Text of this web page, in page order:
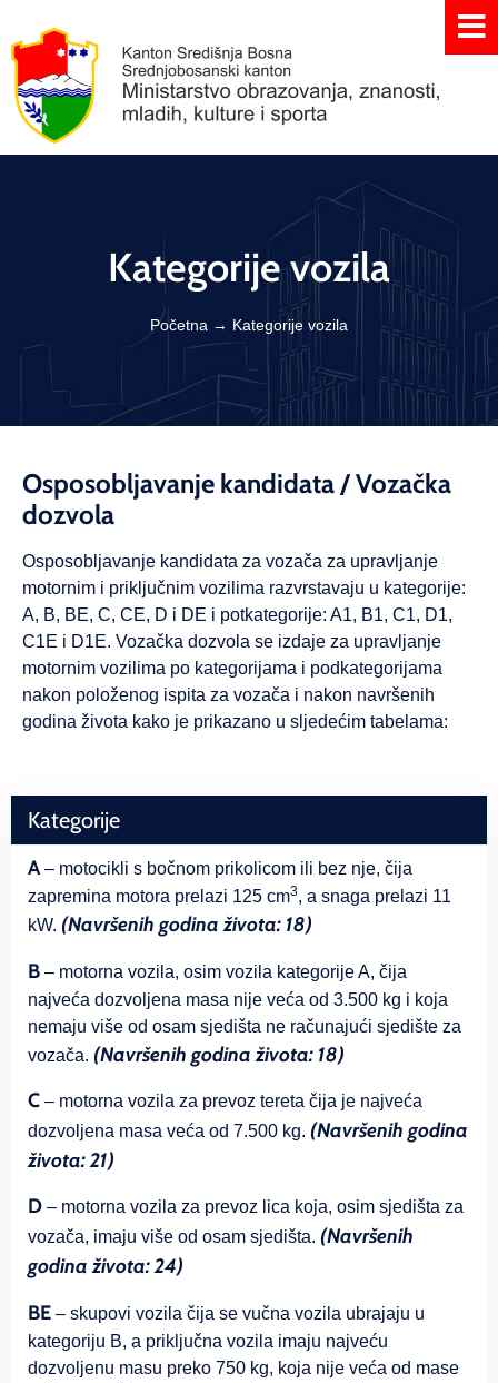
Kategorije vozila
Početna → Kategorije vozila
Osposobljavanje kandidata / Vozačka
dozvola
Osposobljavanje kandidata za vozača za upravljanje
motornim i priključnim vozilima razvrstavaju u kategorije:
A, B, BE, C, CE, D i DE i potkategorije: A1, B1, C1, D1,
C1E i D1E. Vozačka dozvola se izdaje za upravljanje
motornim vozilima po kategorijama i podkategorijama
nakon položenog ispita za vozača i nakon navršenih
godina života kako je prikazano u sljedećim tabelama:
Kategorije
A – motocikli s bočnom prikolicom ili bez nje, čija
zapremina motora prelazi 125 cm3, a snaga prelazi 11
kW. (Navršenih godina života: 18)
B – motorna vozila, osim vozila kategorije A, čija
najveća dozvoljena masa nije veća od 3.500 kg i koja
nemaju više od osam sjedišta ne računajući sjedište za
vozača. (Navršenih godina života: 18)
C – motorna vozila za prevoz tereta čija je najveća
dozvoljena masa veća od 7.500 kg. (Navršenih godina
života: 21)
D – motorna vozila za prevoz lica koja, osim sjedišta za
vozača, imaju više od osam sjedišta. (Navršenih
godina života: 24)
BE – skupovi vozila čija se vučna vozila ubrajaju u
kategoriju B, a priključna vozila imaju najveću
dozvoljenu masu preko 750 kg, koja nije veća od mase